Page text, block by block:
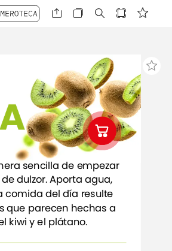
sencilla de empezar
dedulzor.Aporta agua,
comida del día resulte
que parecen hechas a
kiwi yel plátano.